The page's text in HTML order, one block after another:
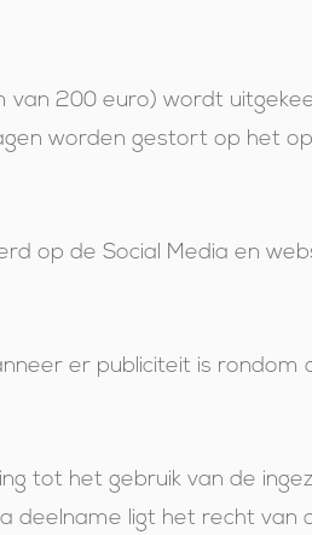
200 euro) wordt
worden gestort op het
op de Social Media en
er publiciteit is rondom
tot het gebruik van de
deelname ligt het recht van